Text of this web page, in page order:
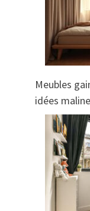
Meubles
idées